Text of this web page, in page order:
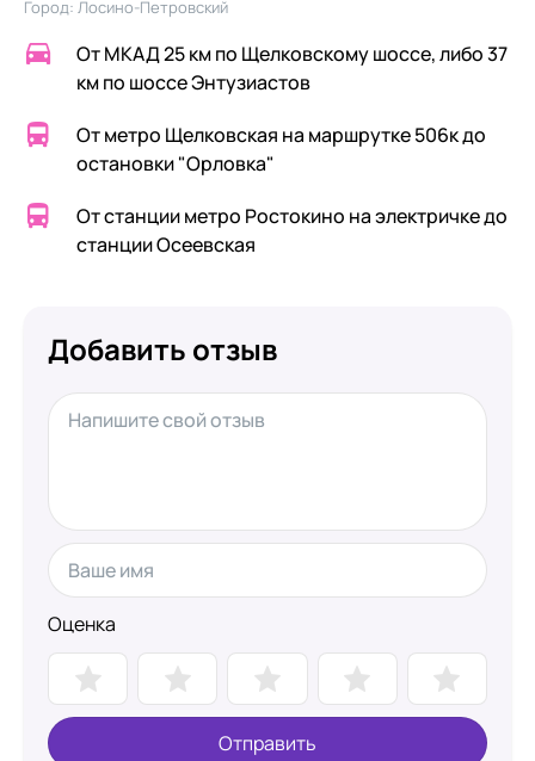
Город: Лосино-Петровский
От МКАД 25 км по Щелковскому шоссе, либо 37
км по шоссе Энтузиастов
От метро Щелковская на маршрутке 506к до
остановки "Орловка"
От станции метро Ростокино на электричке до
станции Осеевская
Добавить отзыв
Оценка
Отправить